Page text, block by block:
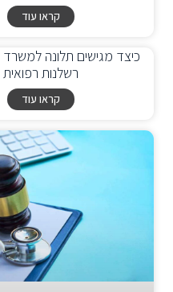
קראו עוד
כיצד מגישים תלונה למשרד
רשלנות רפואית
קראו עוד